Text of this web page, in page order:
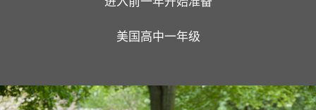
美国高中一年级